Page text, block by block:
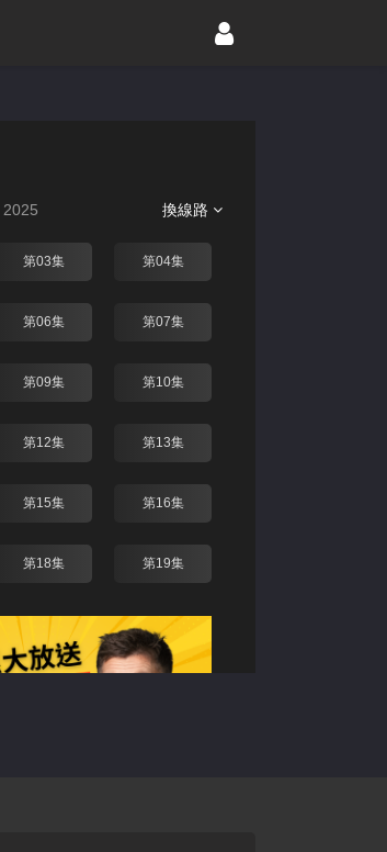
換線路
2025
第03集 第04集
第06集 第07集
第09集 第10集
第12集 第13集
第15集 第16集
第18集 第19集